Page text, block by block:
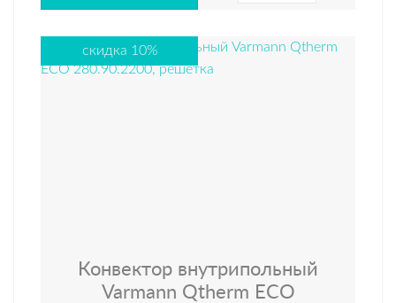
скидка 10%
Конвектор внутрипольный
Varmann Qtherm ECO